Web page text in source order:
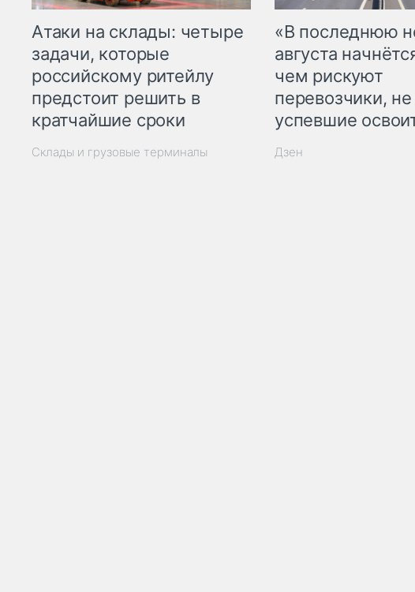
Атаки на склады: четыре
задачи, которые
российскому ритейлу
предстоит решить в
кратчайшие сроки
Склады и грузовые терминалы
«В последнюю
августа
чем рискуют
перевозчики, не
успевшие
Дзен